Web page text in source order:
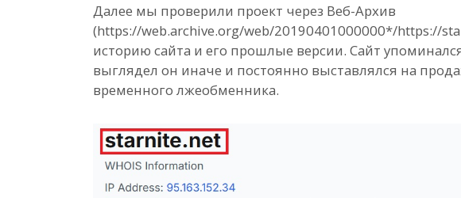
Далее мы проверили проект через Веб-Архив
(https://web.archive.org/web/20190401000000*/https://
историю сайта и его прошлые версии. Сайт
выглядел он иначе и постоянно выставлялся на
временного лжеобменника.